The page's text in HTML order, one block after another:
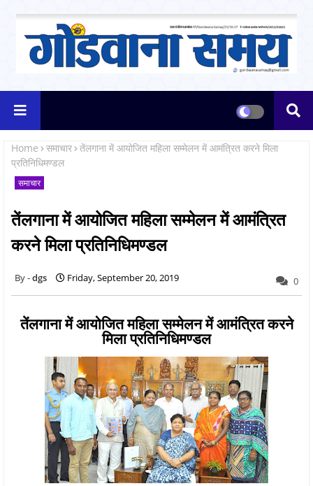
Home समाचार तेंलगाना में आयोजित महिला सम्मेलन में आमंत्रित करने मिला
प्रतिनिधिमण्डल
समाचार
तेंलगाना में आयोजित महिला सम्मेलन में आमंत्रित
करने मिला प्रतिनिधिमण्डल
dgs Friday, September 20, 2019 0
तेंलगाना में आयोजित महिला सम्मेलन में आमंत्रित करने
मिला प्रतिनिधिमण्डल